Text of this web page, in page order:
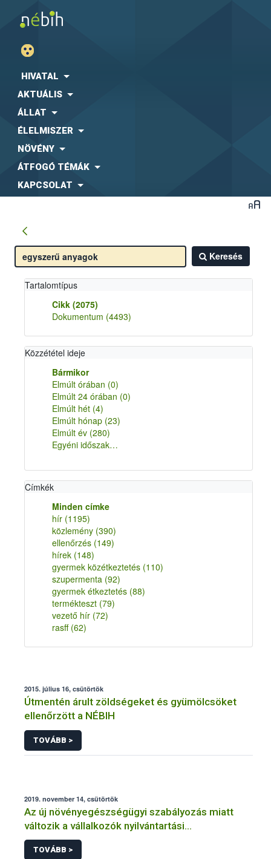
HIVATAL
AKTUÁLIS
ÁLLAT
ÉLELMISZER
NÖVÉNY
ÁTFOGÓ TÉMÁK
KAPCSOLAT
Keresés
Tartalomtípus
Cikk (2075)
Dokumentum (4493)
Közzététel ideje
Bármikor
Elmúlt órában (0)
Elmúlt 24 órában (0)
Elmúlt hét (4)
Elmúlt hónap (23)
Elmúlt év (280)
Egyéni időszak…
Címkék
Minden címke
hír (1195)
közlemény (390)
ellenőrzés (149)
hírek (148)
gyermek közétkeztetés (110)
szupermenta (92)
gyermek étkeztetés (88)
termékteszt (79)
vezető hír (72)
rasff (62)
2015. július 16, csütörtök
Útmentén árult zöldségeket és gyümölcsöket
ellenőrzött a NÉBIH
TOVÁBB >
2019. november 14, csütörtök
Az új növényegészségügyi szabályozás miatt
változik a vállalkozók nyilvántartási
kötelezettsége
TOVÁBB >